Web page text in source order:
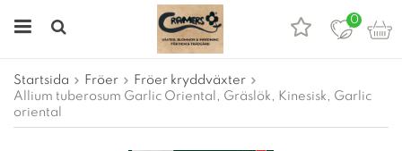
0
Startsida Fröer
Fröer kryddväxter
Allium tuberosum Garlic Oriental, Gräslök, Kinesisk, Garlic
oriental